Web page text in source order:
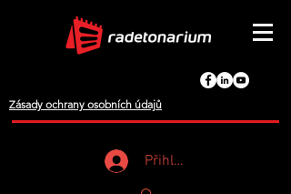
Zásady ochrany osobních údajů
Přihlášení